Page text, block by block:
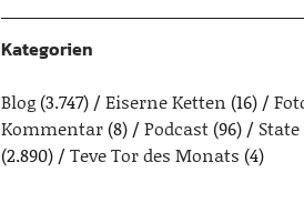
Kategorien
Blog(3.747) Eiserne Ketten (16)
Kommentar(8) Podcast(96)
(2.890)
Teve Tor des Monats (4)